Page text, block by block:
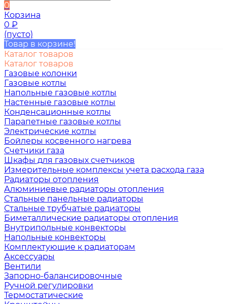
0
Корзина
0 ₽
(пусто)
Товар в корзине!
Каталог товаров
Каталог товаров
Газовые колонки
Газовые котлы
Напольные газовые котлы
Настенные газовые котлы
Конденсационные котлы
Парапетные газовые котлы
Электрические котлы
Бойлеры косвенного нагрева
Счетчики газа
Шкафы для газовых счетчиков
Измерительные комплексы учета расхода газа
Радиаторы отопления
Алюминиевые радиаторы отопления
Стальные панельные радиаторы
Стальные трубчатые радиаторы
Биметаллические радиаторы отопления
Внутрипольные конвекторы
Напольные конвекторы
Комплектующие к радиаторам
Аксессуары
Вентили
Запорно-балансировочные
Ручной регулировки
Термостатические